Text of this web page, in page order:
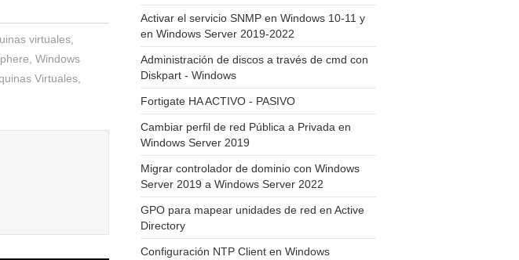
virtuales
Windows
Virtuales
Activar el servicio SNMP en Windows 10-11 y
en Windows Server 2019-2022
Administración de discos a través de cmd con
Diskpart - Windows
Fortigate HA ACTIVO - PASIVO
Cambiar perfil de red Pública a Privada en
Windows Server 2019
Migrar controlador de dominio con Windows
Server 2019 a Windows Server 2022
GPO para mapear unidades de red en Active
Directory
Configuración NTP Client en Windows